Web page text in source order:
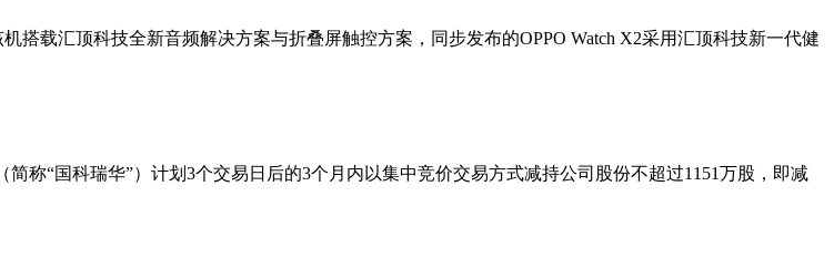
搭载汇顶科技全新音频解决方案与折叠屏触控方案，同步发布的OPPO Watch X2采用汇顶科技新一代健
称“国科瑞华”）计划3个交易日后的3个月内以集中竞价交易方式减持公司股份不超过1151万股，即减